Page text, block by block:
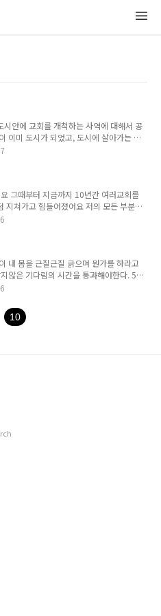
안에 교회를 개척하는 사역에 대해서 공
이미 도시가 되었고, 도시에 살아가는 비
기가 된 것이죠 한국은 이미 후기기독교
에 간신히 왔다갔다 하고 있어요 그런데
나다에서 오신 선교사님들이 교회를 세
년대에 한국교회가 크게 팽창했던
런 모습이니 비신자 너희들이 와서 알아서
의 한국교회는 이미 고령화 된 기..
그때부터 지금까지 10년간 여러교회를
지쳐가고 힘들어졌어요 저의 모든 부분이
랜드로 다시 한국으로 그리고 중국으로
는 교회 다니는 사람만을 위한 교회를 만
되는 열성신자들만을 위한 프로그램을 하
대해 오해가 있고 교회를 한번도 와보지
사는 사람들 우리 아들과 딸과 같은 학교
이 어떤 고민과 아픔을 가지고 살..
내 몸을 근질근질 긁으며 뭔가를 하라고
않은 기다림의 시간을 통과해야한다. 5개
일하심 하나님 당신을 기대합니다!
10